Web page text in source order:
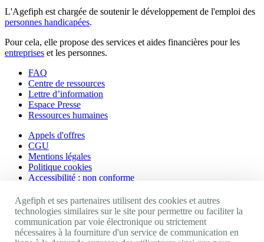
L'Agefiph est chargée de soutenir le développement de l'emploi des
personnes handicapées.
Pour cela, elle propose des services et aides financières pour les
entreprises et les personnes.
FAQ
Centre de ressources
Lettre d’information
Espace Presse
Ressources humaines
Appels d'offres
CGU
Mentions légales
Politique cookies
Accessibilité : non conforme
Nos autres sites
Site portail Agefiph
Activateur de progrès
Agefiph et ses partenaires utilisent des cookies et autres
technologies similaires sur le site pour permettre ou faciliter la
communication par voie électronique ou strictement
nécessaires à la fourniture d'un service de communication en